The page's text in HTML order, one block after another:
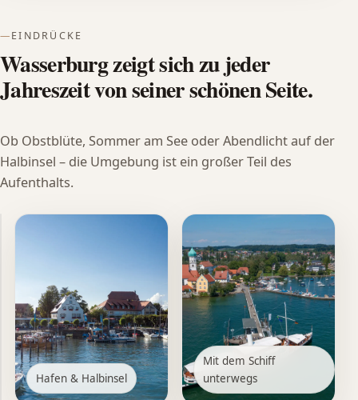
EINDRÜCKE
Wasserburg zeigt sich zu jeder
Jahreszeit von seiner schönen Seite.
Ob Obstblüte, Sommer am See oder Abendlicht auf der
Halbinsel – die Umgebung ist ein großer Teil des
Aufenthalts.
Obstblüte
&
Alpenblick
Hafen & Halbinsel
Mit dem Schiff
unterwegs